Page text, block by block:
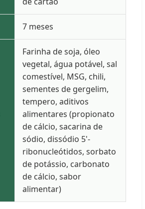
7 meses
Farinha de soja, óleo
vegetal, água potável, sal
comestível, MSG, chili,
sementes de gergelim,
tempero, aditivos
alimentares (propionato
de cálcio, sacarina de
sódio, dissódio 5'-
ribonucleótidos, sorbato
de potássio, carbonato
de cálcio, sabor
alimentar)